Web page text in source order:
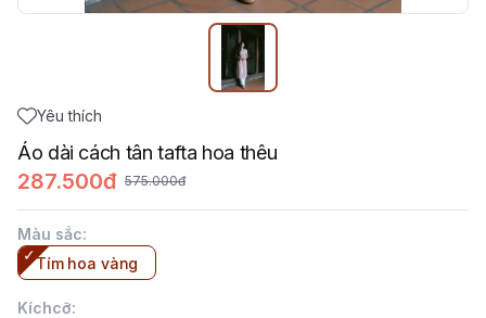
Yêu thích
Áo dài cách tân tafta hoa thêu
287.500đ 575.000đ
Màu sắc:
Tím hoa vàng
Kíchcỡ: